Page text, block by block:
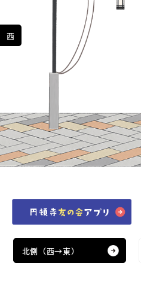
西
北側（西→東）